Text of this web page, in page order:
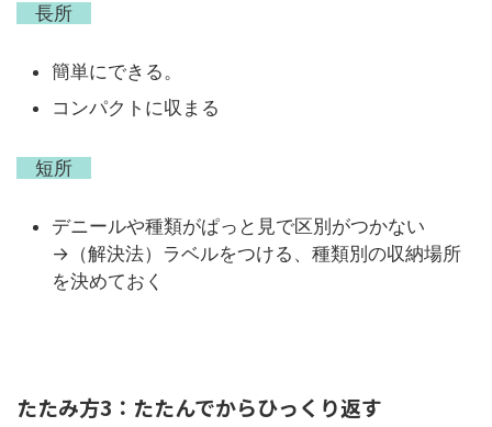
長所
簡単にできる。
コンパクトに収まる
短所
デニールや種類がぱっと見で区別がつかない
→（解決法）ラベルをつける、種類別の収納場所
を決めておく
たたみ方3：たたんでからひっくり返す